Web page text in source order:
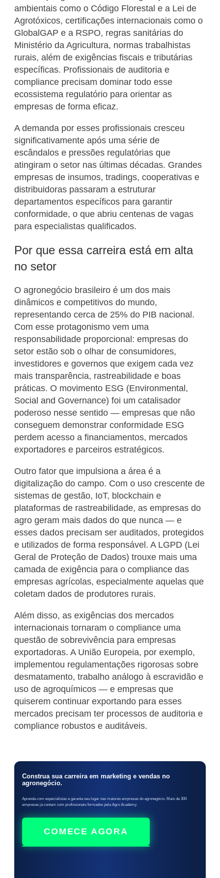
ambientais como o Código Florestal e a Lei de
Agrotóxicos, certificações internacionais como o
GlobalGAP e a RSPO, regras sanitárias do
Ministério da Agricultura, normas trabalhistas
rurais, além de exigências fiscais e tributárias
específicas. Profissionais de auditoria e
compliance precisam dominar todo esse
ecossistema regulatório para orientar as
empresas de forma eficaz.
A demanda por esses profissionais cresceu
significativamente após uma série de
escândalos e pressões regulatórias que
atingiram o setor nas últimas décadas. Grandes
empresas de insumos, tradings, cooperativas e
distribuidoras passaram a estruturar
departamentos específicos para garantir
conformidade, o que abriu centenas de vagas
para especialistas qualificados.
Por que essa carreira está em alta
no setor
O agronegócio brasileiro é um dos mais
dinâmicos e competitivos do mundo,
representando cerca de 25% do PIB nacional.
Com esse protagonismo vem uma
responsabilidade proporcional: empresas do
setor estão sob o olhar de consumidores,
investidores e governos que exigem cada vez
mais transparência, rastreabilidade e boas
práticas. O movimento ESG (Environmental,
Social and Governance) foi um catalisador
poderoso nesse sentido — empresas que não
conseguem demonstrar conformidade ESG
perdem acesso a financiamentos, mercados
exportadores e parceiros estratégicos.
Outro fator que impulsiona a área é a
digitalização do campo. Com o uso crescente de
sistemas de gestão, IoT, blockchain e
plataformas de rastreabilidade, as empresas do
agro geram mais dados do que nunca — e
esses dados precisam ser auditados, protegidos
e utilizados de forma responsável. A LGPD (Lei
Geral de Proteção de Dados) trouxe mais uma
camada de exigência para o compliance das
empresas agrícolas, especialmente aquelas que
coletam dados de produtores rurais.
Além disso, as exigências dos mercados
internacionais tornaram o compliance uma
questão de sobrevivência para empresas
exportadoras. A União Europeia, por exemplo,
implementou regulamentações rigorosas sobre
desmatamento, trabalho análogo à escravidão e
uso de agroquímicos — e empresas que
quiserem continuar exportando para esses
mercados precisam ter processos de auditoria e
compliance robustos e auditáveis.
Construa sua carreira em marketing e vendas no
agronegócio.
Aprenda com especialistas e garanta seu lugar nas maiores empresas do agronegócio. Mais de 300
empresas já contam com profissionais formados pela Agro Academy.
COMECE AGORA